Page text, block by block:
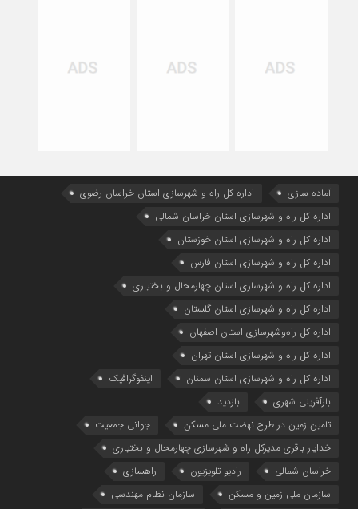
آماده سازی
اداره كل راه و شهرسازي استان خراسان رضوي
اداره كل راه و شهرسازي استان خراسان شمالي
اداره كل راه و شهرسازي استان خوزستان
اداره كل راه و شهرسازي استان فارس
اداره كل راه و شهرسازي استان چهارمحال و بختياري
اداره كل راه و شهرسازي استان گلستان
اداره كل راه‌و‌شهرسازي استان اصفهان
اداره کل راه و شهرسازی استان تهران
اداره کل راه و شهرسازی استان سمنان
اینفوگرافیک
بازآفرینی شهری
بازدید
تامین زمین در طرح نهضت ملی مسکن
جوانی جمعیت
خدایار باقری مدیرکل راه و شهرسازی چهارمحال و بختیاری
خراسان شمالی
رادیو تلویزیون
راهسازی
سازمان ملی زمین و مسکن
سازمان نظام مهندسی